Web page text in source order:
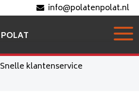
info@polatenpolat.nl
POLAT
Snelle klantenservice